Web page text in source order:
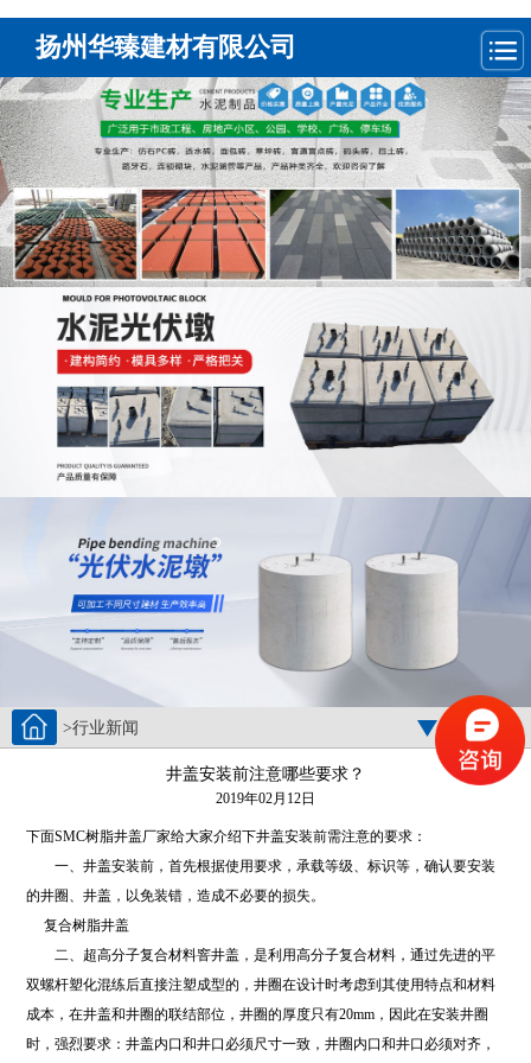
扬州华臻建材有限公司
>行业新闻 栏目分类
井盖安装前注意哪些要求？
2019年02月12日
下面SMC树脂井盖厂家给大家介绍下井盖安装前需注意的要求：
一、井盖安装前，首先根据使用要求，承载等级、标识等，确认要安装
的井圈、井盖，以免装错，造成不必要的损失。
复合树脂井盖
二、超高分子复合材料窨井盖，是利用高分子复合材料，通过先进的平
双螺杆塑化混练后直接注塑成型的，井圈在设计时考虑到其使用特点和材料
成本，在井盖和井圈的联结部位，井圈的厚度只有20mm，因此在安装井圈
时，强烈要求：井盖内口和井口必须尺寸一致，井圈内口和井口必须对齐，